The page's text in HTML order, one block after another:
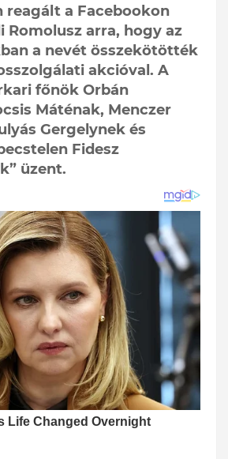
reagált a Facebookon
Romolusz arra, hogy az
a nevét összekötötték
akcióval. A
főnök Orbán
Máténak, Menczer
Gergelynek és
Fidesz
üzent.